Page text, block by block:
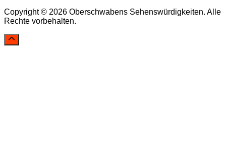
Copyright © 2026 Oberschwabens Sehenswürdigkeiten. Alle
Rechte vorbehalten.